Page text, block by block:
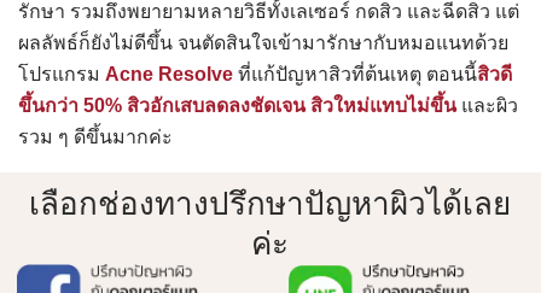
รักษา รวมถึงพยายามหลายวิธีทั้งเลเซอร์ กดสิว และฉีดสิว แต่
ผลลัพธ์ก็ยังไม่ดีขึ้น จนตัดสินใจเข้ามารักษากับหมอแนทด้วย
โปรแกรม Acne Resolve ที่แก้ปัญหาสิวที่ต้นเหตุ ตอนนี้สิวดี
ขึ้นกว่า 50% สิวอักเสบลดลงชัดเจน สิวใหม่แทบไม่ขึ้นและผิว
รวม ๆ ดีขึ้นมากค่ะ
เลือกช่องทางปรึกษาปัญหาผิวได้เลย
ค่ะ